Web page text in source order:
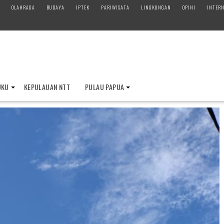
OLAHRAGA BUDAYA IPTEK PARIWISATA LINGKUNGAN OPINI
KEPULAUAN NTT PULAU PAPUA